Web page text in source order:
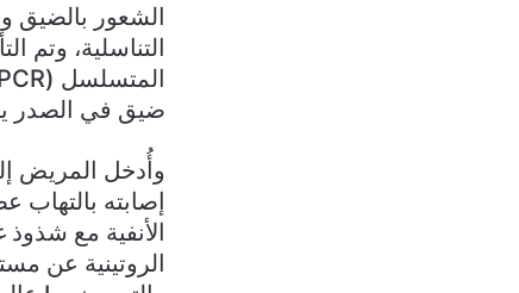
الشعور بالضيق
التناسلية، وتم
ضيق في الصدر
وأُدخل المريض
إصابته بالتهاب
الأنفية مع